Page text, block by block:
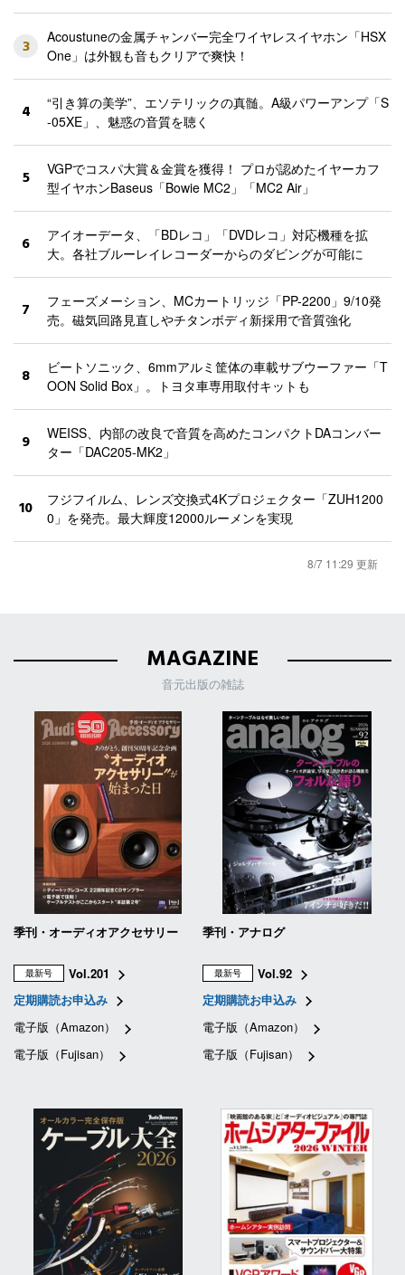
3
Acoustuneの金属チャンバー完全ワイヤレスイヤホン「HSX
One」は外観も音もクリアで爽快！
4
“引き算の美学”、エソテリックの真髄。A級パワーアンプ「S
-05XE」、魅惑の音質を聴く
5
VGPでコスパ大賞＆金賞を獲得！ プロが認めたイヤーカフ
型イヤホンBaseus「Bowie MC2」「MC2 Air」
6
アイオーデータ、「BDレコ」「DVDレコ」対応機種を拡
大。各社ブルーレイレコーダーからのダビングが可能に
7
フェーズメーション、MCカートリッジ「PP-2200」9/10発
売。磁気回路見直しやチタンボディ新採用で音質強化
8
ビートソニック、6mmアルミ筐体の車載サブウーファー「T
OON Solid Box」。トヨタ車専用取付キットも
9
WEISS、内部の改良で音質を高めたコンパクトDAコンバー
ター「DAC205-MK2」
10
フジフイルム、レンズ交換式4Kプロジェクター「ZUH1200
0」を発売。最大輝度12000ルーメンを実現
8/7 11:29 更新
MAGAZINE
音元出版の雑誌
季刊・オーディオアクセサリー
最新号
Vol.201
定期購読お申込み
電子版（Amazon）
電子版（Fujisan）
季刊・アナログ
最新号
Vol.92
定期購読お申込み
電子版（Amazon）
電子版（Fujisan）